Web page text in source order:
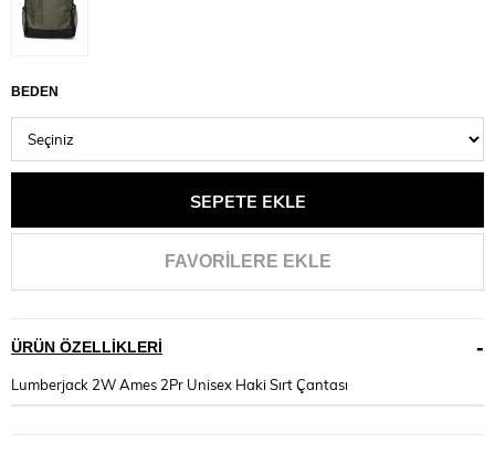
BEDEN
FAVORILERE EKLE
ÜRÜN ÖZELLIKLERI
Lumberjack 2W Ames 2Pr Unisex Haki Sırt Çantası